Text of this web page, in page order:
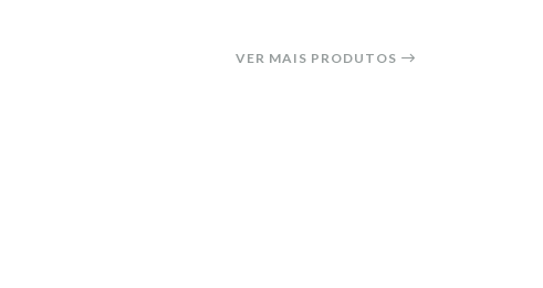
VER MAIS PRODUTOS